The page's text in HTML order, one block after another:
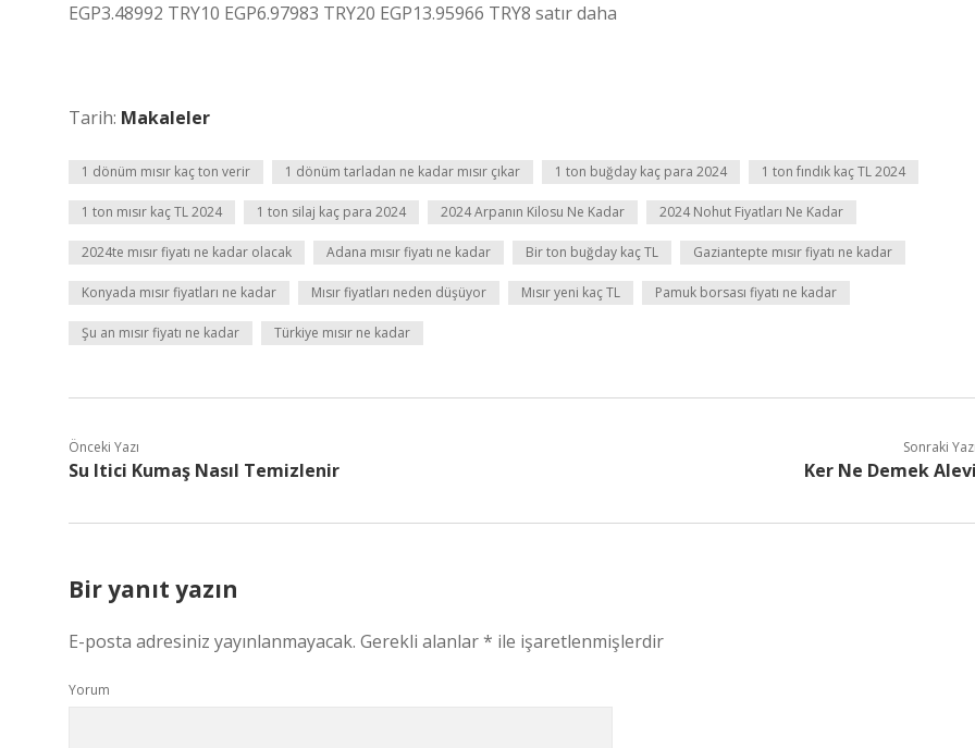
EGP3.48992 TRY10 EGP6.97983 TRY20 EGP13.95966 TRY8 satır daha
Tarih: Makaleler
1 dönüm mısır kaç ton verir 1 dönüm tarladan ne kadar mısır çıkar 1 ton buğday kaç para 2024 1 ton fındık kaç TL 2024
1 ton mısır kaç TL 2024 1 ton silaj kaç para 2024 2024 Arpanın Kilosu Ne Kadar 2024 Nohut Fiyatları Ne Kadar
2024te mısır fiyatı ne kadar olacak Adana mısır fiyatı ne kadar Bir ton buğday kaç TL Gaziantepte mısır fiyatı ne kadar
Konyada mısır fiyatları ne kadar Mısır fiyatları neden düşüyor Mısır yeni kaç TL Pamuk borsası fiyatı ne kadar
Şu an mısır fiyatı ne kadar Türkiye mısır ne kadar
Önceki Yazı
Su Itici Kumaş Nasıl Temizlenir
Sonraki
Ker Ne Demek
Bir yanıt yazın
E-posta adresiniz yayınlanmayacak. Gerekli alanlar* ile işaretlenmişlerdir
Yorum